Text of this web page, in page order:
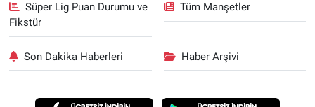
Süper Lig Puan Durumu ve
Fikstür
Tüm Manşetler
Son Dakika Haberleri Haber Arşivi